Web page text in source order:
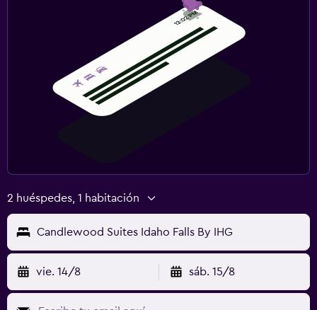
2 huéspedes, 1 habitación
Candlewood Suites Idaho Falls By IHG
vie. 14/8 sáb. 15/8